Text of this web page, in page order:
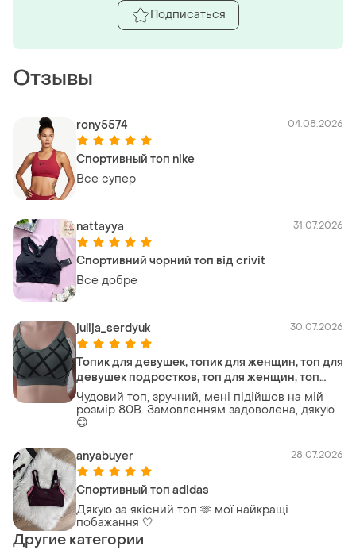
Отзывы
rony5574 04.08.2026
Спортивный топ nike
Все супер
nattayya 31.07.2026
Спортивний чорний топ від crivit
Все добре
julija_serdyuk 30.07.2026
Топик для девушек, топик для женщин, топ для
девушек подростков, топ для женщин, топ
женский.
Чудовий топ, зручний, мені підійшов на мій
розмір 80В. Замовленням задоволена, дякую
😊
anyabuyer 28.07.2026
Спортивный топ adidas
Дякую за якісний топ 🫶 мої найкращі
побажання 🤍
Другие категории
Подписаться